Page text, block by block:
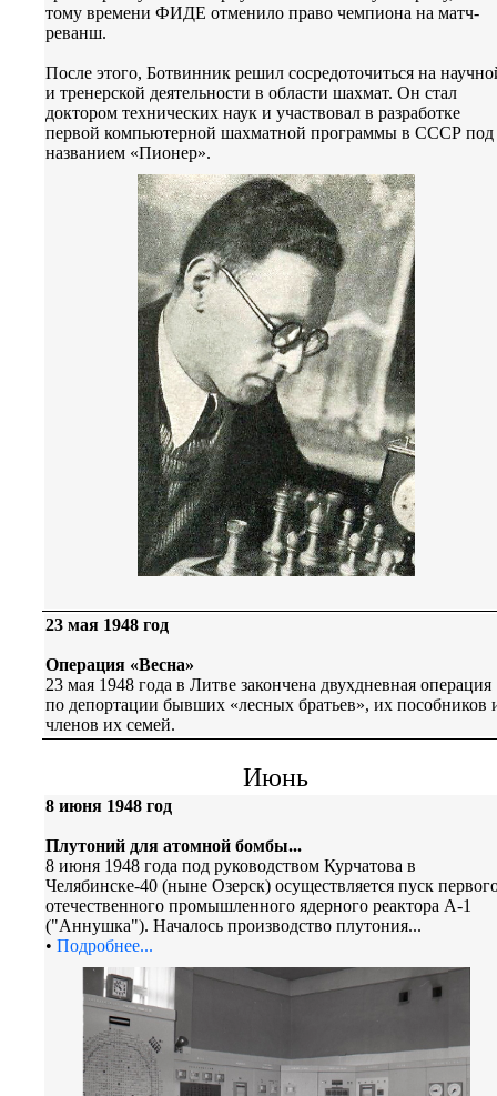
тому времени ФИДЕ отменило право чемпиона на матч-
реванш.
После этого, Ботвинник решил сосредоточиться на
и тренерской деятельности в области шахмат. Он стал
доктором технических наук и участвовал в разработке
первой компьютерной шахматной программы в СССР под
названием «Пионер».
23 мая 1948 год
Операция «Весна»
23 мая 1948 года в Литве закончена двухдневная операция
по депортации бывших «лесных братьев», их пособников
членов их семей.
Июнь
8 июня 1948 год
Плутоний для атомной бомбы...
8 июня 1948 года под руководством Курчатова в
Челябинске-40 (ныне Озерск) осуществляется пуск
отечественного промышленного ядерного реактора А-1
("Аннушка"). Началось производство плутония...
• Подробнее...